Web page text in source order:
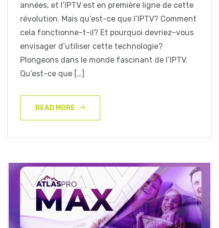
années, et l’IPTV est en première ligne de cette
révolution. Mais qu’est-ce que l’IPTV? Comment
cela fonctionne-t-il? Et pourquoi devriez-vous
envisager d’utiliser cette technologie?
Plongeons dans le monde fascinant de l’IPTV.
Qu’est-ce que […]
READ MORE